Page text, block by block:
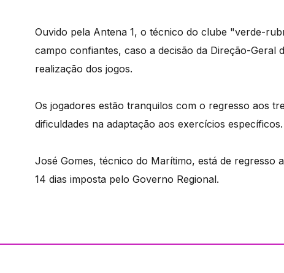
Ouvido pela Antena 1, o técnico do clube "verde-
campo confiantes, caso a decisão da Direção-Geral
realização dos jogos.
Os jogadores estão tranquilos com o regresso aos
dificuldades na adaptação aos exercícios específicos.
José Gomes, técnico do Marítimo, está de
14 dias imposta pelo Governo Regional.